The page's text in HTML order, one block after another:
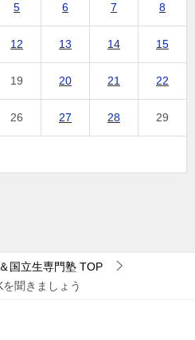
5 6 7 8
12 13 14 15
19 20 21 22
26 27 28 29
国立生専門塾 TOP
を聞きましょう